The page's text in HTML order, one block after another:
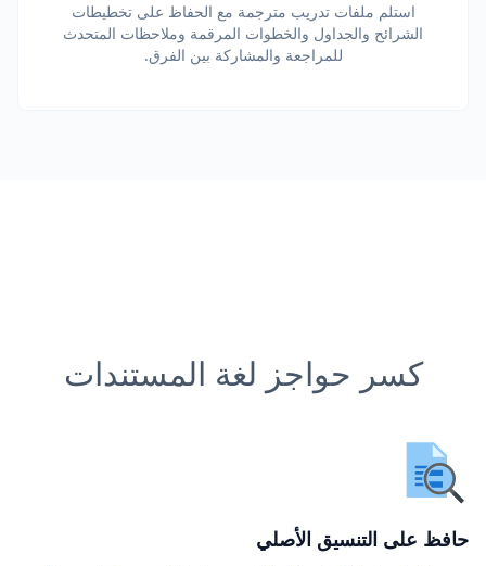
استلم ملفات تدريب مترجمة مع الحفاظ على تخطيطات
الشرائح والجداول والخطوات المرقمة وملاحظات المتحدث
للمراجعة والمشاركة بين الفرق.
كسر حواجز لغة المستندات
حافظ على التنسيق الأصلي